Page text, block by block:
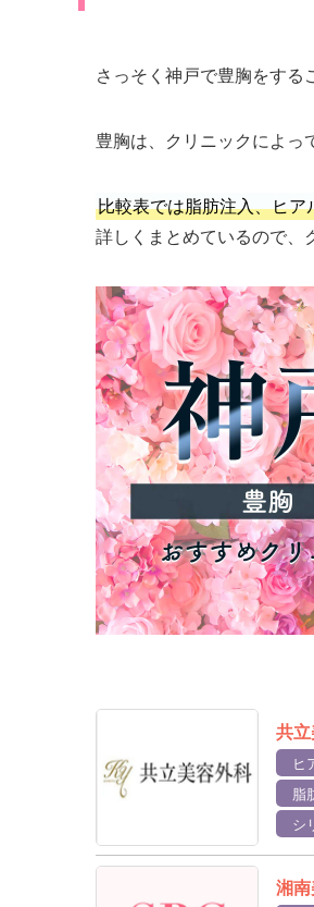
さっそく神戸で豊胸をする
豊胸は、クリニックによっ
比較表では脂肪注入、ヒ
詳しくまとめているので、
共
ヒ
脂
シ
湘